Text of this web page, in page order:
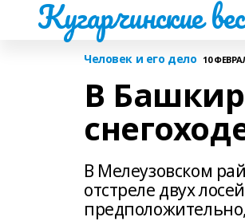
Кугарчинские
Человек и его дело 10
В
В Мелеузовском
отстреле двух
предположительно,